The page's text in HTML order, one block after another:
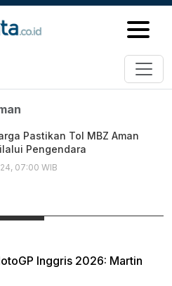
Pastikan Tol MBZ Aman
Pengendara
07:00 WIB
Inggris 2026: Martin